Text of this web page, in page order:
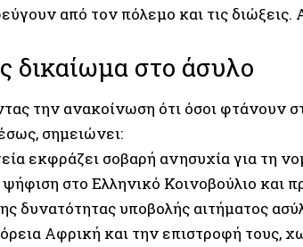
από τον πόλεμο και τις διώξεις.
δικαίωμα στο άσυλο
την ανακοίνωση ότι όσοι φτάνουν
σημειώνει:
εκφράζει σοβαρή ανησυχία για τη
στο Ελληνικό Κοινοβούλιο και
δυνατότητας υποβολής αιτήματος
Αφρική και την επιστροφή τους,